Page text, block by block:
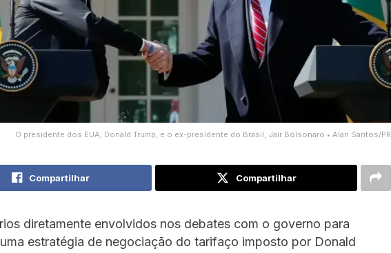
O presidente dos EUA, Donald Trump, e o ex-presidente do Brasil, Jair Bolsonaro • Alan Santos/PR
Compartilhar Compartilhar
diretamente envolvidos nos debates com o governo para
estratégia de negociação do tarifaço imposto por Donald